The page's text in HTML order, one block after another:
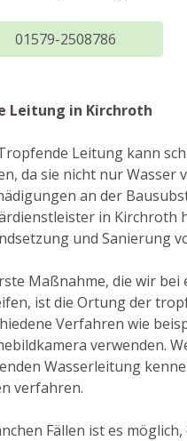
01579-2508786
Leitung in Kirchroth
Leitung kann
da sie nicht nur Wasser
an der
in Kirchroth
und Sanierung
Maßnahme, die wir
ist die Ortung der
Verfahren wie
verwenden.
Wasserleitung
verfahren.
Fällen ist es